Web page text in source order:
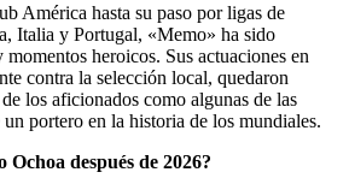
América hasta su paso por ligas de
Italia y Portugal, «Memo» ha sido
heroicos. Sus actuaciones en
contra la selección local, quedaron
los aficionados como algunas de las
portero en la historia de los mundiales.
Ochoa después de 2026?